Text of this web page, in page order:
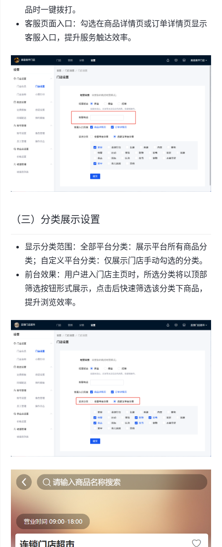
品时一键拨打。
客服页面入口：勾选在商品详情页或订单详情页显示
客服入口，提升服务触达效率。
（三）分类展示设置
显示分类范围：全部平台分类：展示平台所有商品分
类；自定义平台分类：仅展示门店手动勾选的分类。
前台效果：用户进入门店主页时，所选分类将以顶部
筛选按钮形式展示，点击后快速筛选该分类下商品，
提升浏览效率。